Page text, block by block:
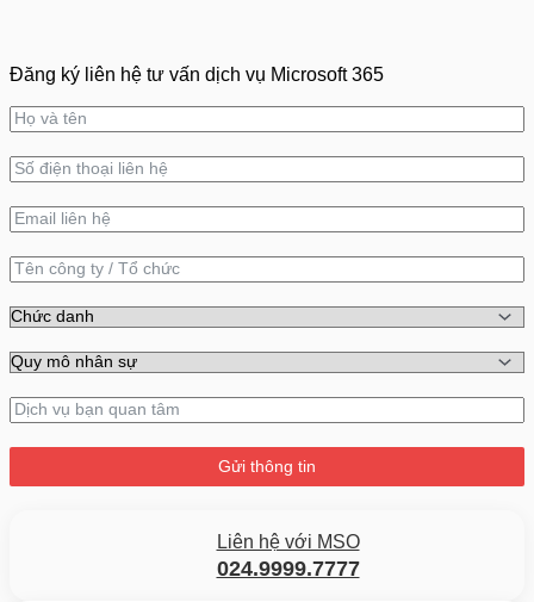
Đăng ký liên hệ tư vấn dịch vụ Microsoft 365
Gửi thông tin
Liên hệ với MSO
024.9999.7777